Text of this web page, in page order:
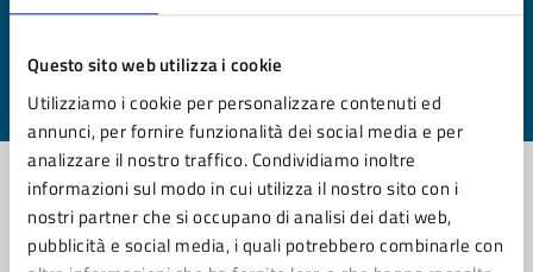
Questo sito web utilizza i cookie
Utilizziamo i cookie per personalizzare contenuti ed
annunci, per fornire funzionalità dei social media e per
analizzare il nostro traffico. Condividiamo inoltre
informazioni sul modo in cui utilizza il nostro sito con i
nostri partner che si occupano di analisi dei dati web,
pubblicità e social media, i quali potrebbero combinarle con
pagina?
Valuta da 1 a 5 stelle la pagina
Valuta 5 stelle su 5
Valuta 4 stelle su 5
Valuta 3 stelle su 5
Valuta 2 stelle su 5
Valuta 1 stelle su 5
Contatta il comune